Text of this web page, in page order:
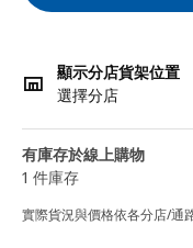
顯示分店貨架位置
選擇分店
有庫存於線上購物
1 件庫存
實際貨況與價格依各分店/通